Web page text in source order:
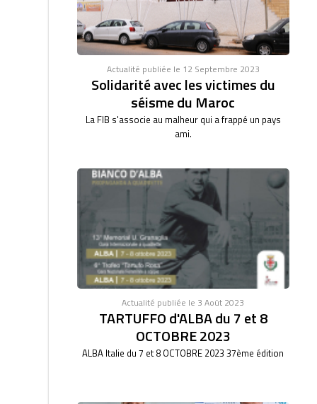
Actualité publiée le 12 Septembre 2023
Solidarité avec les victimes du
séisme du Maroc
La FIB s'associe au malheur qui a frappé un pays
ami.
Actualité publiée le 3 Août 2023
TARTUFFO d'ALBA du 7 et 8
OCTOBRE 2023
ALBA Italie du 7 et 8 OCTOBRE 2023 37ème édition